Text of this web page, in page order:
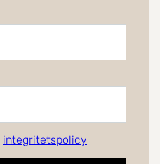
integritetspolicy